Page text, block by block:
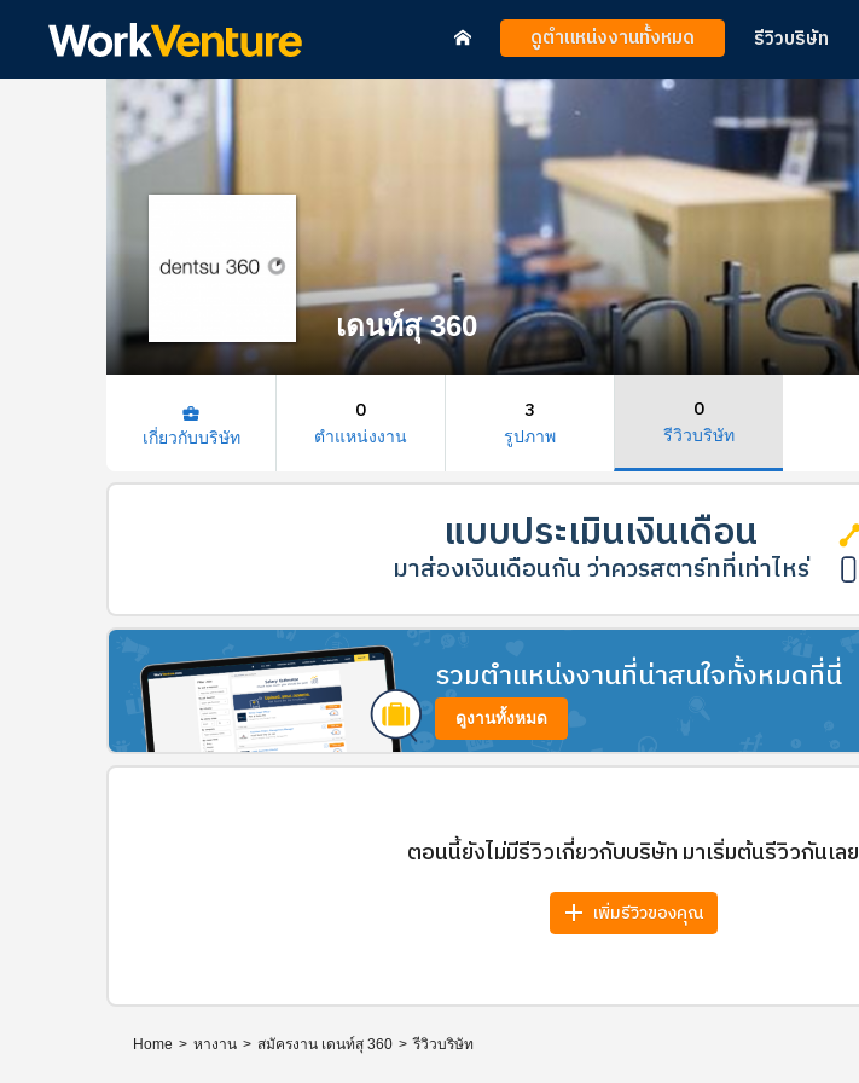
ดูตำแหน่งงานทั้งหมด รีวิวบริษัท
เดนท์สุ 360
business_center
เกี่ยวกับบริษัท
0
ตำแหน่งงาน
3
รูปภาพ
0
รีวิวบริษัท
แบบประเมินเงินเดือน
มาส่องเงินเดือนกัน ว่าควรสตาร์ทที่เท่าไหร่
รวมตำแหน่งงานที่น่าสนใจทั้งหมดที่นี่
ดูงานทั้งหมด
ตอนนี้ยังไม่มีรีวิวเกี่ยวกับบริษัท มาเริ่มต้นรีวิวกันเลย
add เพิ่มรีวิวของคุณ
Home > หางาน > สมัครงาน เดนท์สุ 360 > รีวิวบริษัท